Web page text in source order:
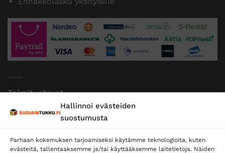
Hallinnoi evästeiden
suostumusta
Parhaan kokemuksen tarjoamiseksi käytämme teknologioita, kuten
evästeitä, tallentaaksemme ja/tai käyttääksemme laitetietoja. Näiden
Toimitustavat
Posti
Postnord